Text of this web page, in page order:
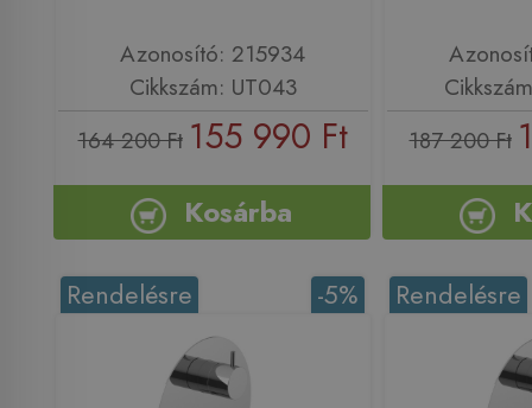
Azonosító: 215934
Cikkszám: UT043
164 200 Ft 155 990 Ft
Kosárba
187 200 Ft
-5%
Rendelésre Rendelésre